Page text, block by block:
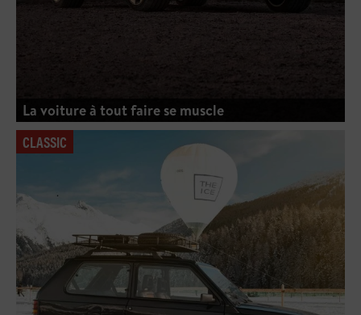
La voiture à tout faire se muscle
CLASSIC